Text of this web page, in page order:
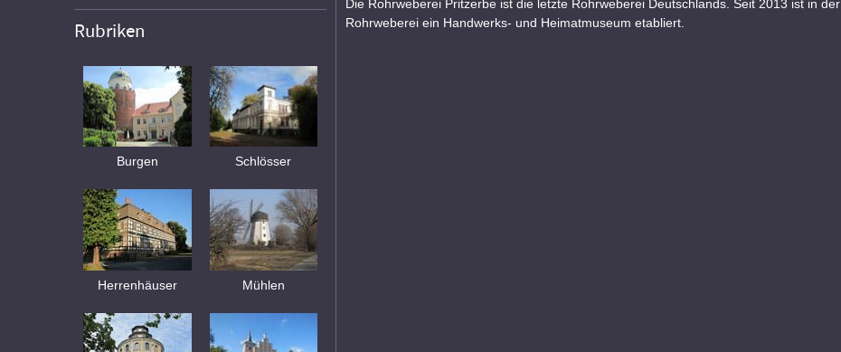
Die Rohrweberei Pritzerbe ist die letzte Rohrweberei Deutschlands. Seit 2013 ist in der
Rohrweberei ein Handwerks- und Heimatmuseum etabliert.
Rubriken
Burgen Schlösser
Herrenhäuser Mühlen